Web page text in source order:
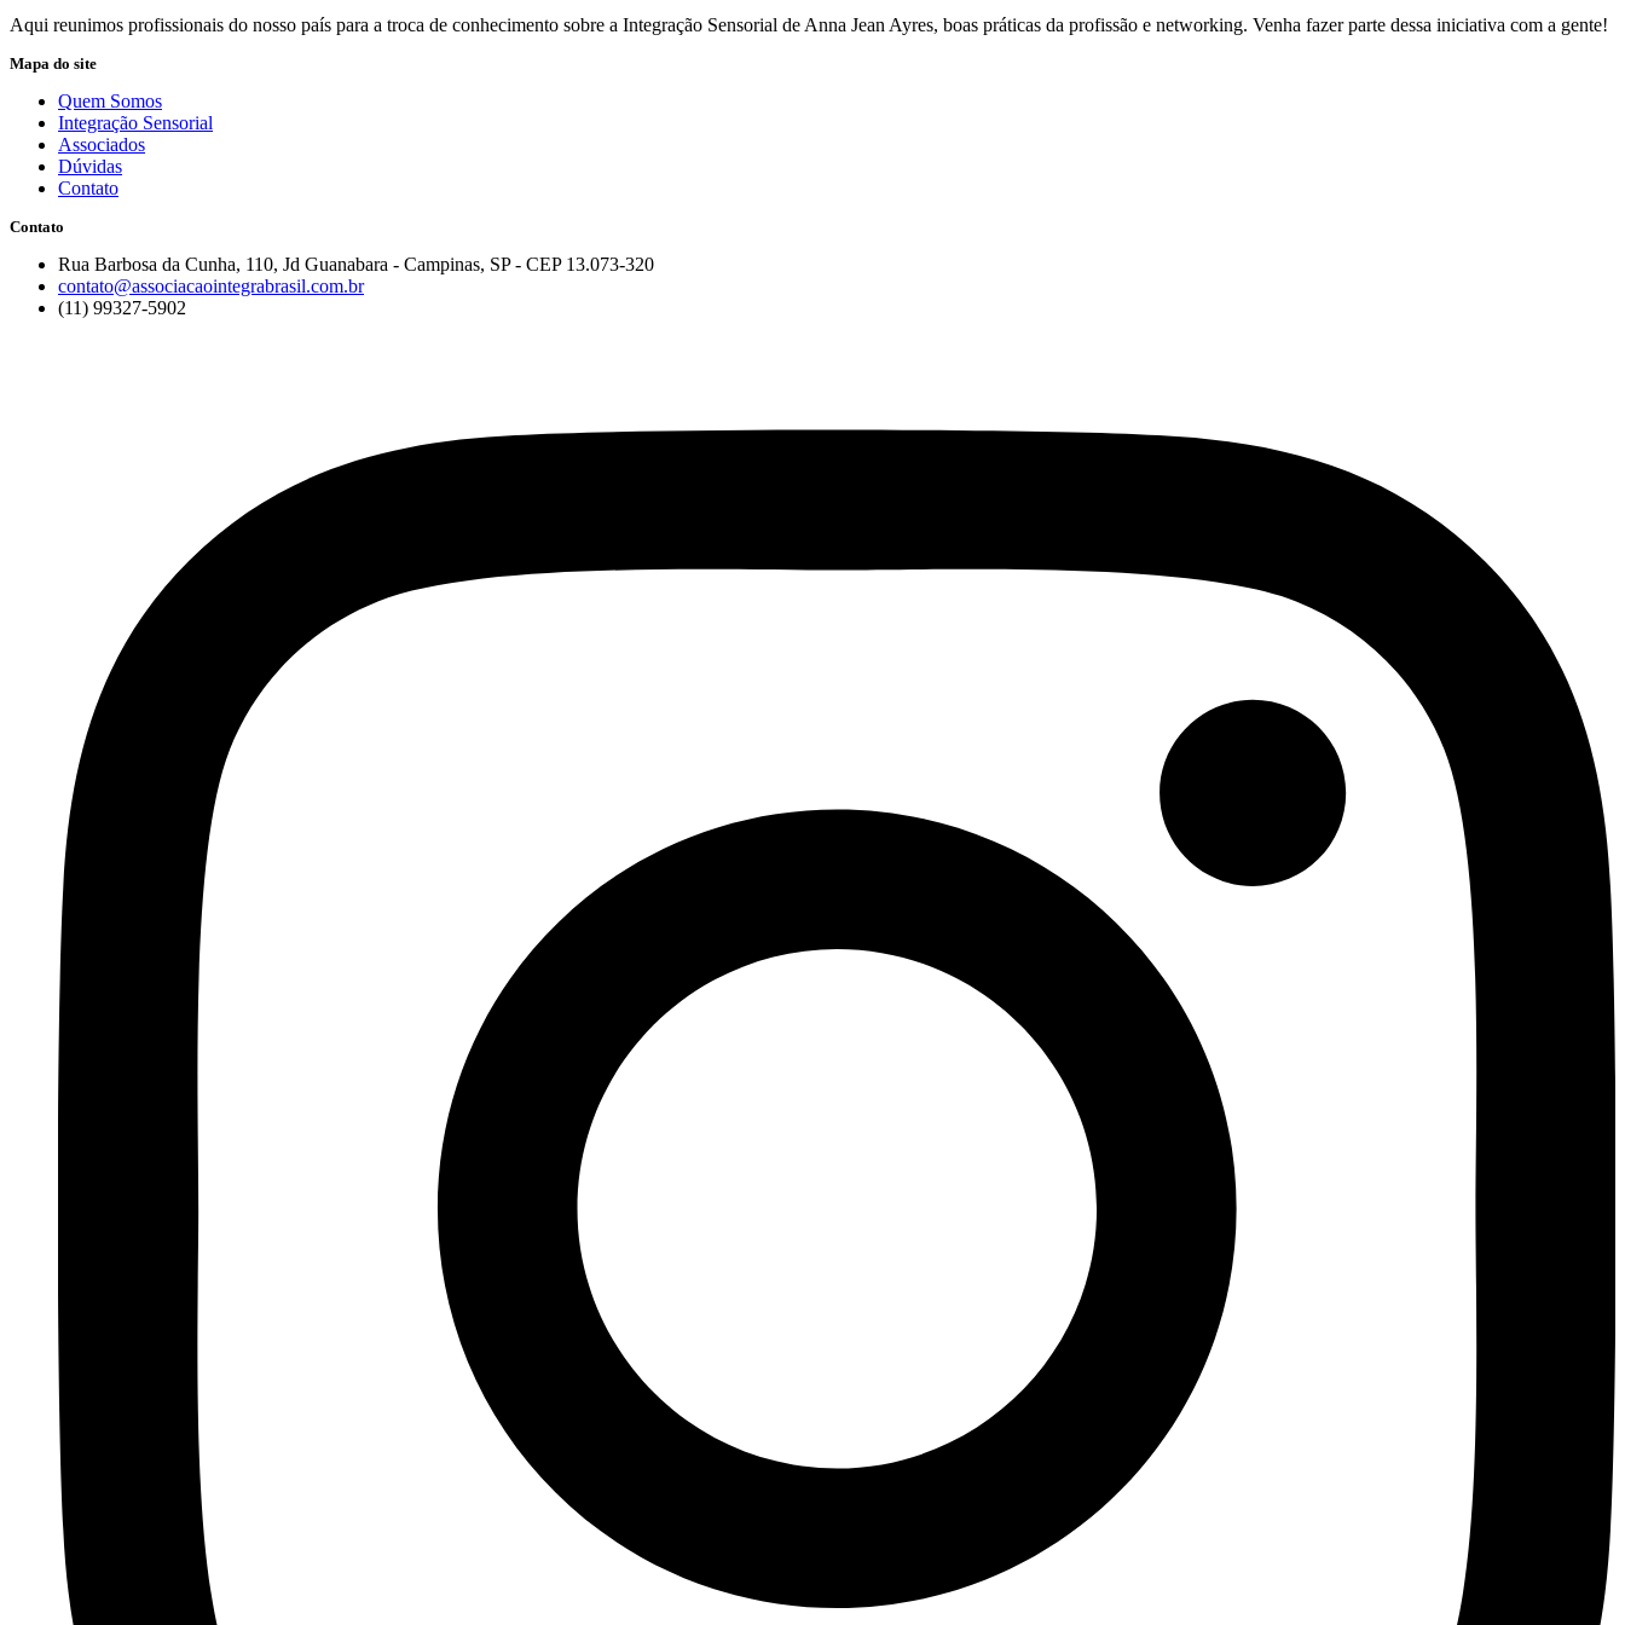
Aqui reunimos profissionais do nosso país para a troca de conhecimento sobre a Integração Sensorial de Anna Jean Ayres, boas práticas da profissão e networking. Venha fazer parte dessa iniciativa com a gente!
Mapa do site
Quem Somos
Integração Sensorial
Associados
Dúvidas
Contato
Contato
Rua Barbosa da Cunha, 110, Jd Guanabara - Campinas, SP - CEP 13.073-320
contato@associacaointegrabrasil.com.br
(11) 99327-5902